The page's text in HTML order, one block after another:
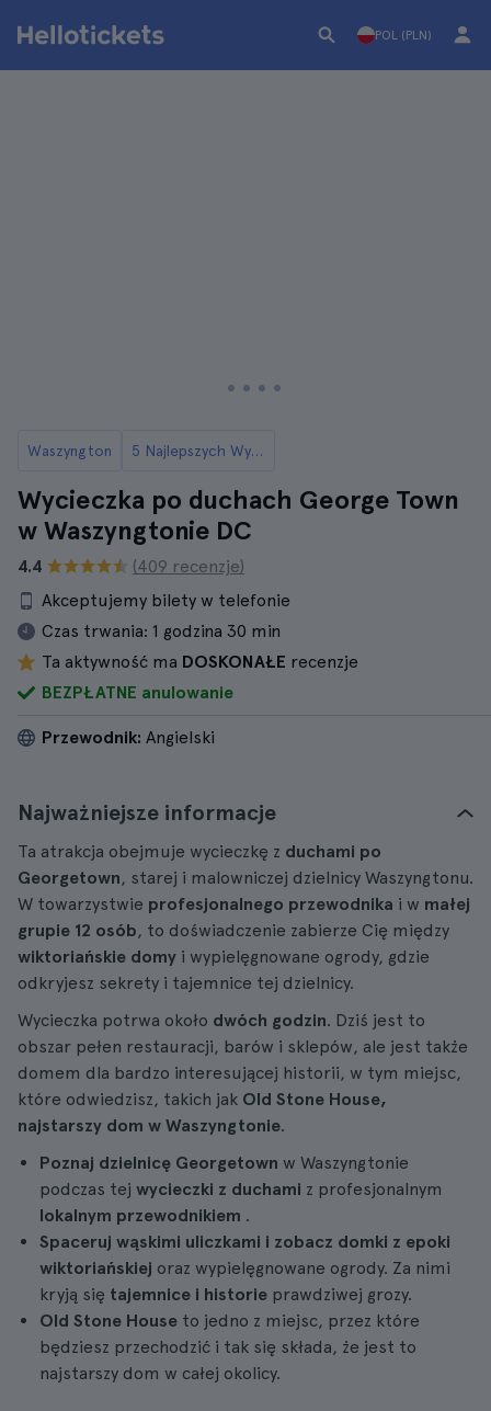
POL (PLN)
Waszyngton 5 Najlepszych Wycieczek po Georgetown w Waszyngtonie DC
Wycieczka po duchach George Town
w Waszyngtonie DC
4.4
(409 recenzje)
Akceptujemy bilety w telefonie
Czas trwania: 1 godzina 30 min
Ta aktywność ma DOSKONAŁE recenzje
BEZPŁATNE anulowanie
Przewodnik: Angielski
Najważniejsze informacje
Ta atrakcja obejmuje wycieczkę z duchami po
Georgetown, starej i malowniczej dzielnicy Waszyngtonu.
W towarzystwie profesjonalnego przewodnika i w małej
grupie 12 osób, to doświadczenie zabierze Cię między
wiktoriańskie domy i wypielęgnowane ogrody, gdzie
odkryjesz sekrety i tajemnice tej dzielnicy.
Wycieczka potrwa około dwóch godzin. Dziś jest to
obszar pełen restauracji, barów i sklepów, ale jest także
domem dla bardzo interesującej historii, w tym miejsc,
które odwiedzisz, takich jak Old Stone House,
najstarszy dom w Waszyngtonie.
Poznaj dzielnicę Georgetown w Waszyngtonie
podczas tej wycieczki z duchami z profesjonalnym
lokalnym przewodnikiem .
Spaceruj wąskimi uliczkami i zobacz domki z epoki
wiktoriańskiej oraz wypielęgnowane ogrody. Za nimi
kryją się tajemnice i historie prawdziwej grozy.
Old Stone House to jedno z miejsc, przez które
będziesz przechodzić i tak się składa, że jest to
najstarszy dom w całej okolicy.